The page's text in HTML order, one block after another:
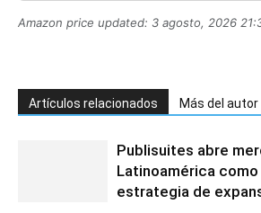
Amazon price updated: 3 agosto, 2026
Artículos relacionados Más del autor
Publisuites abre
Latinoamérica
estrategia de